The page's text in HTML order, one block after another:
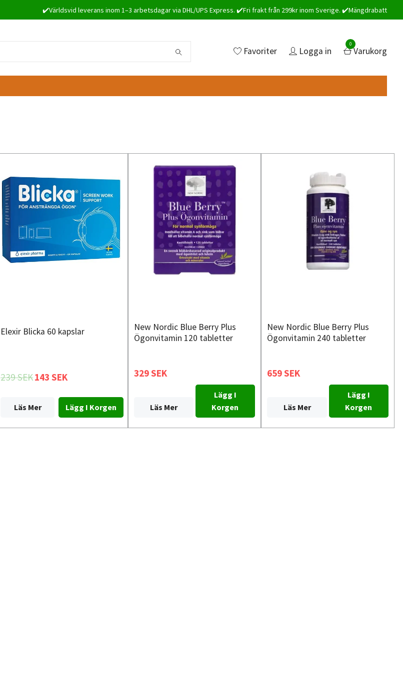
✔️Världsvid leverans inom 1–3 arbetsdagar via DHL/UPS Express. ✔️Fri frakt från 299kr inom Sverige. ✔️Mängdrabatt
Favoriter Logga in
0
Varukorg
Elexir Blicka 60 kapslar
239 SEK143 SEK
Läs Mer
New Nordic Blue Berry Plus
Ögonvitamin 120 tabletter
329 SEK
Läs Mer
Lägg I
Korgen
New Nordic Blue Berry Plus
Ögonvitamin 240 tabletter
659 SEK
Läs Mer
Lägg I
Korgen